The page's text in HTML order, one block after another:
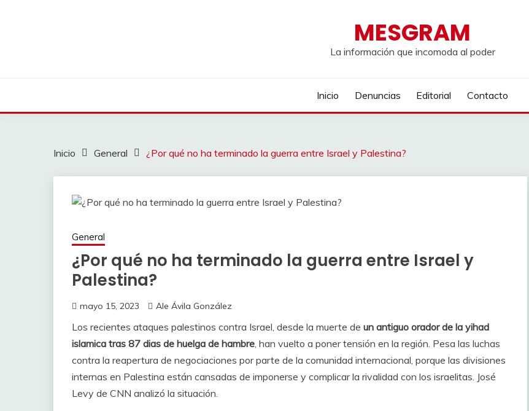
MESGRAM
La información que incomoda al poder
Inicio Denuncias Editorial Contacto
Inicio General ¿Por qué no ha terminado la guerra entre Israel y Palestina?
General
¿Por qué no ha terminado la guerra entre Israel y
Palestina?
mayo 15, 2023 Ale Ávila González
Los recientes ataques palestinos contra Israel, desde la muerte de un antiguo orador de la yihad
islamica tras 87 dias de huelga de hambre, han vuelto a poner tensión en la región. Pesa las luchas
contra la reapertura de negociaciones por parte de la comunidad internacional, porque las divisiones
internas en Palestina están cansadas de imponerse y complicar la rivalidad con los israelitas. José
Levy de CNN analizó la situación.